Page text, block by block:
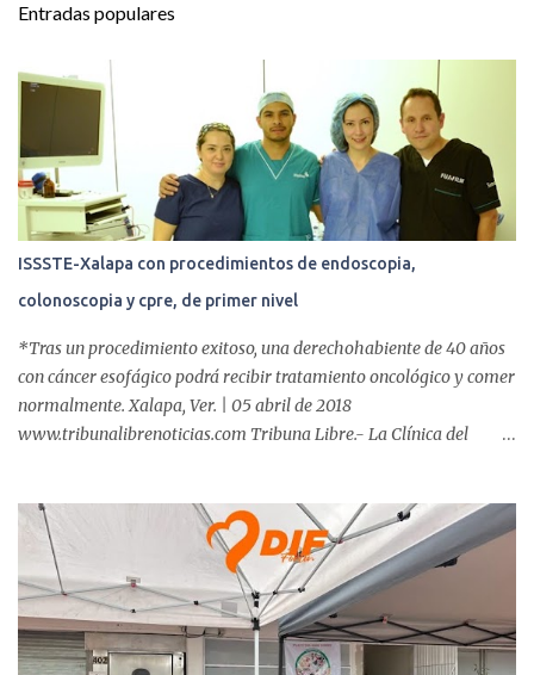
Entradas populares
ISSSTE-Xalapa con procedimientos de endoscopia,
colonoscopia y cpre, de primer nivel
*Tras un procedimiento exitoso, una derechohabiente de 40 años
con cáncer esofágico podrá recibir tratamiento oncológico y comer
normalmente. Xalapa, Ver. | 05 abril de 2018
www.tribunalibrenoticias.com Tribuna Libre.- La Clínica del
incluyen endoscopia, colonoscopia y colangiopancreatografía
retrógrada endoscópica (CPRE), con equipo de alta tecnología de
videoendoscopia gástrica y con especialistas certificados. Además
se cuenta con endoscopios de última tecnología que permiten
diagnósticos con mayor certeza y sin dolor para el paciente, a
través de la atención de un equipo de profesionales